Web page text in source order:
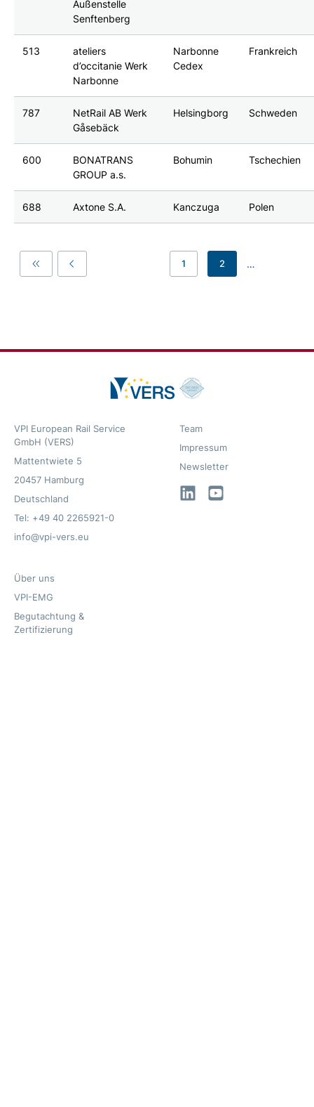
Außenstelle
Senftenberg
513
ateliers
d’occitanie Werk
Narbonne
Narbonne
Cedex
Frankreich
787
NetRail AB Werk
Gåsebäck
Helsingborg Schweden
600
BONATRANS
GROUP a.s.
Bohumin Tschechien
688 Axtone S.A. Kanczuga Polen
First Previous
1 2 …
VPI European Rail Service
GmbH (VERS)
Mattentwiete 5
20457 Hamburg
Deutschland
Tel: +49 40 2265921-0
info@vpi-vers.eu
Team
Impressum
Newsletter
LinkedInYouTube
Über uns
VPI-EMG
Begutachtung &
Zertifizierung